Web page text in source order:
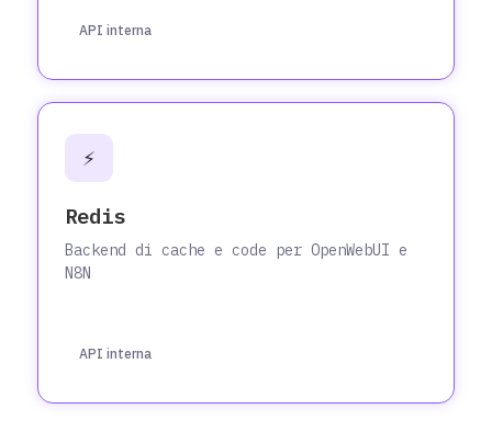
API interna
⚡
Redis
Backend di cache e code per OpenWebUI e
N8N
API interna